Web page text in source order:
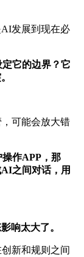
发展到现在必
它的边界？它
可能会放大错
作APP，那
之间对话，用
响太大了。
新和规则之间